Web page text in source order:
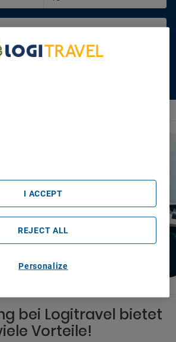
bei Logitravel bietet
Vorteile!
Personalize
REJECT ALL
I ACCEPT